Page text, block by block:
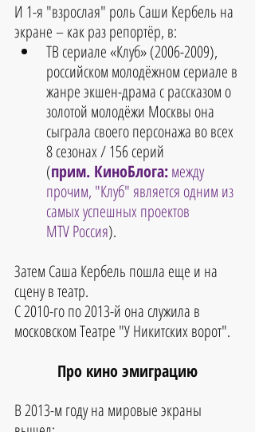
И 1-я "взрослая" роль Саши Кербель на
экране – как раз репортёр, в:
ТВ сериале «Клуб» (2006-2009),
российском молодёжном сериале в
жанре экшен-драма с рассказом о
золотой молодёжи Москвы она
сыграла своего персонажа во всех
8 сезонах / 156 серий
(прим. КиноБлога: между
прочим, "Клуб" является одним из
самых успешных проектов
MTV Россия).
Затем Саша Кербель пошла еще и на
сцену в театр.
С 2010-го по 2013-й она служила в
московском Театре "У Никитских ворот".
Про кино эмиграцию
В 2013-м году на мировые экраны